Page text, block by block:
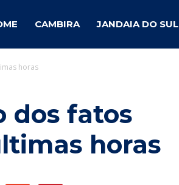
CAMBIRA JANDAIA DO SUL
horas
dos fatos
horas